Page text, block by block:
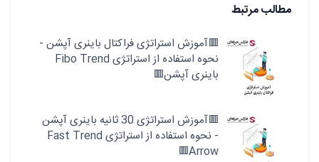
مطالب مرتبط
🟥آموزش استراتژی فراکتال باینری آپشن -
نحوه استفاده از استراتژی Fibo Trend
باینری آپشن🟥
🟥آموزش استراتژی 30 ثانیه باینری آپشن
- نحوه استفاده از استراتژی Fast Trend
Arrow🟥